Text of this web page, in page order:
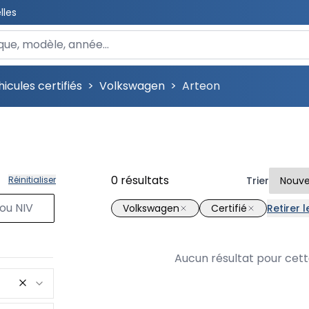
un véhicule
certifiés > Volkswagen > Arteon
Réinitialiser 0 résultats
Trier
Volkswagen
Certifié Retirer
Aucun résultat pour